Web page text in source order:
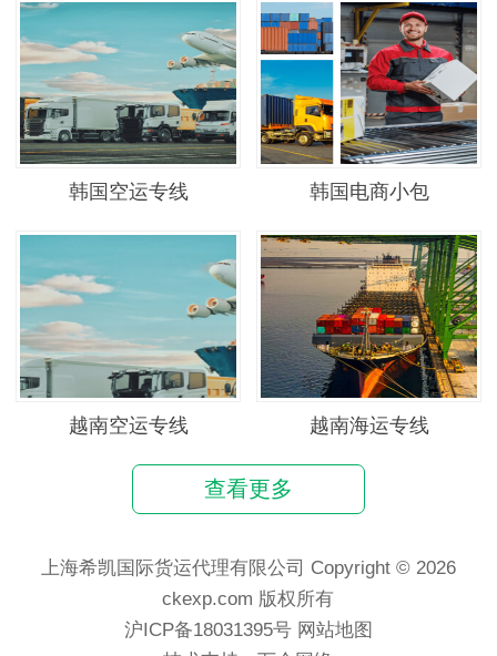
韩国空运专线 韩国电商小包
越南空运专线 越南海运专线
查看更多
上海希凯国际货运代理有限公司 Copyright © 2026
ckexp.com 版权所有
沪ICP备18031395号 网站地图